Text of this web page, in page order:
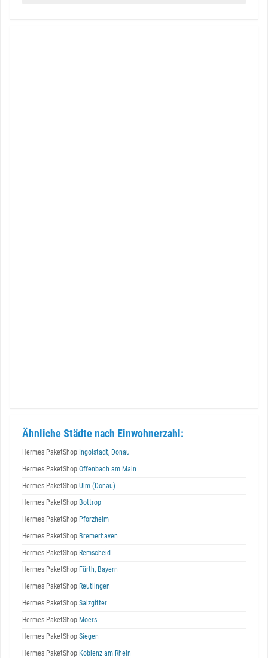
Ähnliche Städte nach Einwohnerzahl:
Hermes PaketShop Ingolstadt, Donau
Hermes PaketShop Offenbach am Main
Hermes PaketShop Ulm (Donau)
Hermes PaketShop Bottrop
Hermes PaketShop Pforzheim
Hermes PaketShop Bremerhaven
Hermes PaketShop Remscheid
Hermes PaketShop Fürth, Bayern
Hermes PaketShop Reutlingen
Hermes PaketShop Salzgitter
Hermes PaketShop Moers
Hermes PaketShop Siegen
Hermes PaketShop Koblenz am Rhein